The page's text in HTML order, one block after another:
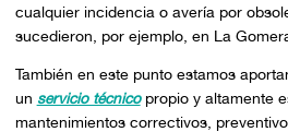
cualquier incidencia o avería por
sucedieron, por ejemplo, en La
También en este punto estamos
un servicio técnicopropio y altamente
mantenimientos correctivos,